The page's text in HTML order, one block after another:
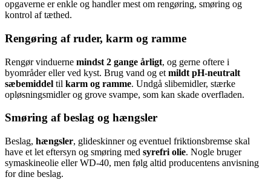
opgaverne er enkle og handler mest om rengøring, smøring og
kontrol af tæthed.
Rengøring af ruder, karm og ramme
Rengør vinduerne mindst 2 gange årligt, og gerne oftere i
byområder eller ved kyst. Brug vand og et mildt pH-neutralt
sæbemiddel til karm og ramme. Undgå slibemidler, stærke
opløsningsmidler og grove svampe, som kan skade overfladen.
Smøring af beslag og hængsler
Beslag, hængsler, glideskinner og eventuel friktionsbremse skal
have et let eftersyn og smøring med syrefri olie. Nogle bruger
symaskineolie eller WD-40, men følg altid producentens anvisning
for dine beslag.